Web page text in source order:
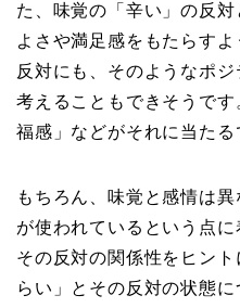
た、味覚の「辛い」の反
よさや満足感をもたらす
反対にも、そのようなポ
考えることもできそうで
福感」などがそれに当たる
もちろん、味覚と感情は
が使われているという点
その反対の関係性をヒン
らい」とその反対の状態